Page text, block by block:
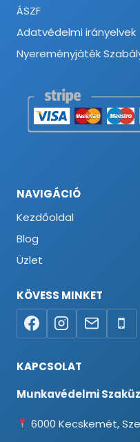
ÁSZF
Adatvédelmi irányelvek
Nyereményjáték
NAVIGÁCIÓ
Kezdőoldal
Blog
Üzlet
KÖVESS MINKET
KAPCSOLAT
Munkavédelmi
6000 Kecskemét,